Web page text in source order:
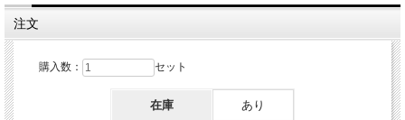
注文
購入数： セット
在庫 あり